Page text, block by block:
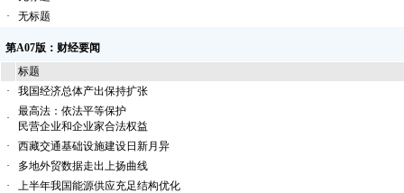
·
无标题
第A07版：财经要闻
标题
·
我国经济总体产出保持扩张
·
最高法：依法平等保护
民营企业和企业家合法权益
·
西藏交通基础设施建设日新月异
·
多地外贸数据走出上扬曲线
·
上半年我国能源供应充足结构优化